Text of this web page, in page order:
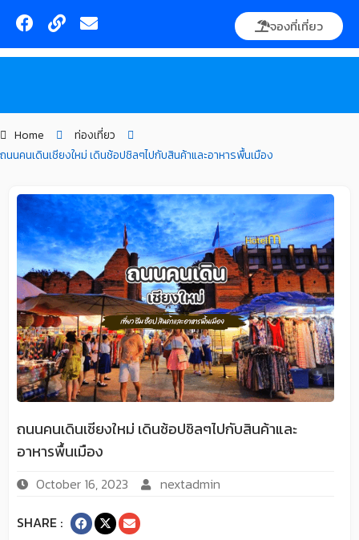
content
F
a
c
o
o
k
L
i
n
E
v
o
p
e
จองที่เที่ยว
Home
ท่องเที่ยว
ถนนคนเดินเชียงใหม่ เดินช้อปชิลๆไปกับสินค้าและอาหารพื้นเมือง
ถนนคนเดินเชียงใหม่ เดินช้อปชิลๆไปกับสินค้าและ
อาหารพื้นเมือง
October 16, 2023
nextadmin
SHARE :